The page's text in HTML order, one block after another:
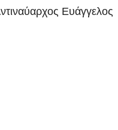
Ευάγγελος